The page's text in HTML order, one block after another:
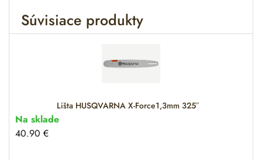
a
t
Súvisiace produkty
Lišta HUSQVARNA X-Force1,3mm 325″
Na sklade
40.90 €